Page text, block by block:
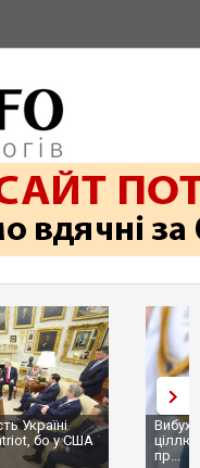
Вибух у ресторані в Москві:
ціллю був головком ВКС
пр...